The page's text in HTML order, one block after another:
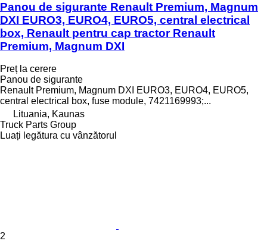
Panou de sigurante Renault Premium, Magnum
DXI EURO3, EURO4, EURO5, central electrical
box, Renault pentru cap tractor Renault
Premium, Magnum DXI
Preț la cerere
Panou de sigurante
Renault Premium, Magnum DXI EURO3, EURO4, EURO5,
central electrical box, fuse module, 7421169993;...
Lituania, Kaunas
Truck Parts Group
Luați legătura cu vânzătorul
2